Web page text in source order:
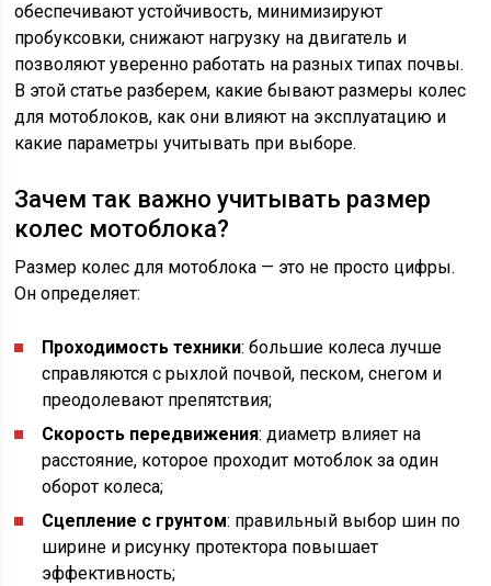
обеспечивают устойчивость, минимизируют
пробуксовки, снижают нагрузку на двигатель и
позволяют уверенно работать на разных типах почвы.
В этой статье разберем, какие бывают размеры колес
для мотоблоков, как они влияют на эксплуатацию и
какие параметры учитывать при выборе.
Зачем так важно учитывать размер
колес мотоблока?
Размер колес для мотоблока — это не просто цифры.
Он определяет:
Проходимость техники: большие колеса лучше
справляются с рыхлой почвой, песком, снегом и
преодолевают препятствия;
Скорость передвижения: диаметр влияет на
расстояние, которое проходит мотоблок за один
оборот колеса;
Сцепление с грунтом: правильный выбор шин по
ширине и рисунку протектора повышает
эффективность;